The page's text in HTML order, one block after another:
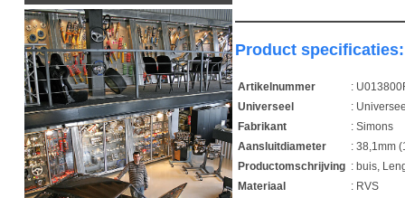
Product specificaties:
Artikelnummer
:
Universeel
:
Fabrikant
: Simons
Aansluitdiameter
: 38,1mm
Productomschrijving : buis,
Materiaal
: RVS